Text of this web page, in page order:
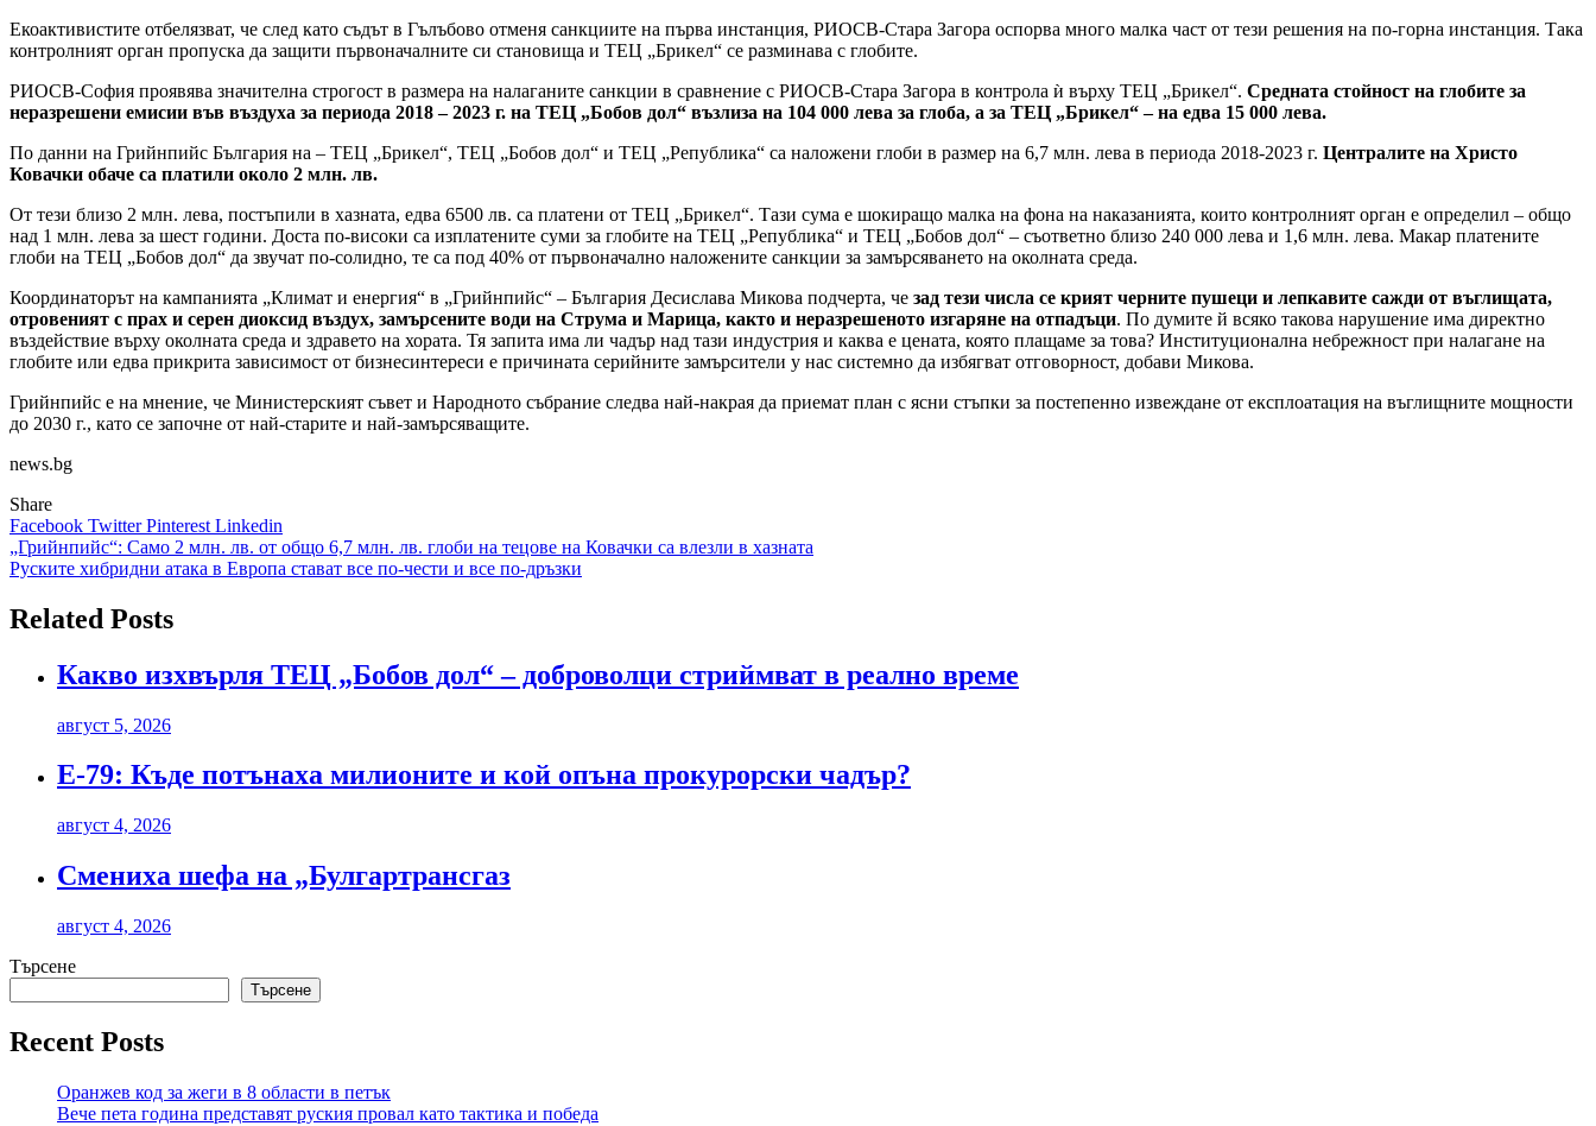
Екоактивистите отбелязват, че след като съдът в Гълъбово отменя санкциите на първа инстанция, РИОСВ-Стара Загора оспорва много малка част от тези решения на по-горна инстанция. Така
контролният орган пропуска да защити първоначалните си становища и ТЕЦ „Брикел“ се разминава с глобите.
РИОСВ-София проявява значителна строгост в размера на налаганите санкции в сравнение с РИОСВ-Стара Загора в контрола ѝ върху ТЕЦ „Брикел“. Средната стойност на глобите за
неразрешени емисии във въздуха за периода 2018 – 2023 г. на ТЕЦ „Бобов дол“ възлиза на 104 000 лева за глоба, а за ТЕЦ „Брикел“ – на едва 15 000 лева.
По данни на Грийнпийс България на – ТЕЦ „Брикел“, ТЕЦ „Бобов дол“ и ТЕЦ „Република“ са наложени глоби в размер на 6,7 млн. лева в периода 2018-2023 г. Централите на Христо
Ковачки обаче са платили около 2 млн. лв.
От тези близо 2 млн. лева, постъпили в хазната, едва 6500 лв. са платени от ТЕЦ „Брикел“. Тази сума е шокиращо малка на фона на наказанията, които контролният орган е определил – общо
над 1 млн. лева за шест години. Доста по-високи са изплатените суми за глобите на ТЕЦ „Република“ и ТЕЦ „Бобов дол“ – съответно близо 240 000 лева и 1,6 млн. лева. Макар платените
глоби на ТЕЦ „Бобов дол“ да звучат по-солидно, те са под 40% от първоначално наложените санкции за замърсяването на околната среда.
Координаторът на кампанията „Климат и енергия“ в „Грийнпийс“ – България Десислава Микова подчерта, че зад тези числа се крият черните пушеци и лепкавите сажди от въглищата,
отровеният с прах и серен диоксид въздух, замърсените води на Струма и Марица, както и неразрешеното изгаряне на отпадъци. По думите й всяко такова нарушение има директно
въздействие върху околната среда и здравето на хората. Тя запита има ли чадър над тази индустрия и каква е цената, която плащаме за това? Институционална небрежност при налагане на
глобите или едва прикрита зависимост от бизнесинтереси е причината серийните замърсители у нас системно да избягват отговорност, добави Микова.
Грийнпийс е на мнение, че Министерският съвет и Народното събрание следва най-накрая да приемат план с ясни стъпки за постепенно извеждане от експлоатация на въглищните мощности
до 2030 г., като се започне от най-старите и най-замърсяващите.
news.bg
Share
Facebook TwitterPinterest Linkedin
Навигация
„Грийнпийс“: Само 2 млн. лв. от общо 6,7 млн. лв. глоби на тецове на Ковачки са влезли в хазната
Руските хибридни атака в Европа стават все по-чести и все по-дръзки
Related Posts
Какво изхвърля ТЕЦ „Бобов дол“ – доброволци стриймват в реално време
август 5, 2026
Е-79: Къде потънаха милионите и кой опъна прокурорски чадър?
август 4, 2026
Смениха шефа на „Булгартрансгаз
август 4, 2026
Търсене
Търсене
Recent Posts
Оранжев код за жеги в 8 области в петък
Вече пета година представят руския провал като тактика и победа